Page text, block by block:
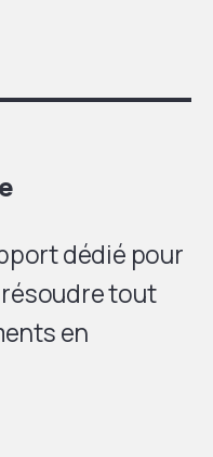
dédié pour
tout
en